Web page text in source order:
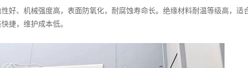
好、机械强度高，表面防氧化，耐腐蚀寿命长。绝缘材料耐温等级高，适
捷，维护成本低。